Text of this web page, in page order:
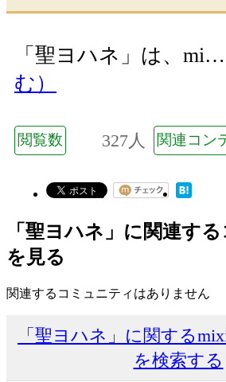
「聖ヨハネ」は、mi…
む）
閲覧数 327人 関連コン
「聖ヨハネ」に関連す
を見る
関連するコミュニティはありません
「聖ヨハネ」に関する
を検索する